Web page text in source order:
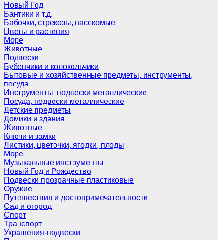
Новый Год
Бантики и т.д.
Бабочки, стрекозы, насекомые
Цветы и растения
Море
Животные
Подвески
Бубенчики и колокольчики
Бытовые и хозяйственные предметы, инструменты,
посуда
Инструменты, подвески металлические
Посуда, подвески металлические
Детские предметы
Домики и здания
Животные
Ключи и замки
Листики, цветочки, ягодки, плоды
Море
Музыкальные инструменты
Новый Год и Рождество
Подвески прозрачные пластиковые
Оружие
Путешествия и достопримечательности
Сад и огород
Спорт
Транспорт
Украшения-подвески